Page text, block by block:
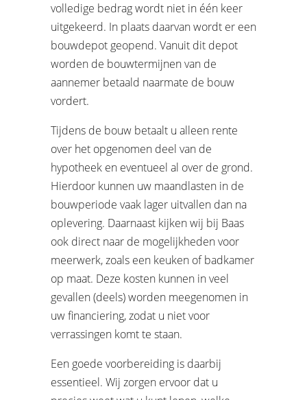
volledige bedrag wordt niet in één keer
uitgekeerd. In plaats daarvan wordt er een
bouwdepot geopend. Vanuit dit depot
worden de bouwtermijnen van de
aannemer betaald naarmate de bouw
vordert.
Tijdens de bouw betaalt u alleen rente
over het opgenomen deel van de
hypotheek en eventueel al over de grond.
Hierdoor kunnen uw maandlasten in de
bouwperiode vaak lager uitvallen dan na
oplevering. Daarnaast kijken wij bij Baas
ook direct naar de mogelijkheden voor
meerwerk, zoals een keuken of badkamer
op maat. Deze kosten kunnen in veel
gevallen (deels) worden meegenomen in
uw financiering, zodat u niet voor
verrassingen komt te staan.
Een goede voorbereiding is daarbij
essentieel. Wij zorgen ervoor dat u